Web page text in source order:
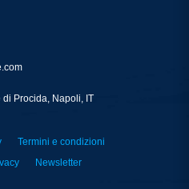
Procida, Napoli, IT
Termini e condizioni
Newsletter